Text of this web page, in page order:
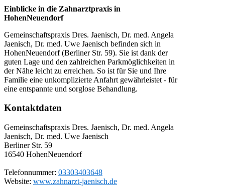
Einblicke in die Zahnarztpraxis in
HohenNeuendorf
Gemeinschaftspraxis Dres. Jaenisch, Dr. med. Angela
Jaenisch, Dr. med. Uwe Jaenisch befinden sich in
HohenNeuendorf (Berliner Str. 59). Sie ist dank der
guten Lage und den zahlreichen Parkmöglichkeiten in
der Nähe leicht zu erreichen. So ist für Sie und Ihre
Familie eine unkomplizierte Anfahrt gewährleistet - für
eine entspannte und sorglose Behandlung.
Kontaktdaten
Gemeinschaftspraxis Dres. Jaenisch, Dr. med. Angela
Jaenisch, Dr. med. Uwe Jaenisch
Berliner Str. 59
16540 HohenNeuendorf
Telefonnummer: 03303403648
Website: www.zahnarzt-jaenisch.de